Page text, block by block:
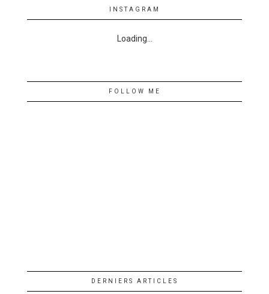
INSTAGRAM
Loading...
FOLLOW ME
DERNIERS ARTICLES